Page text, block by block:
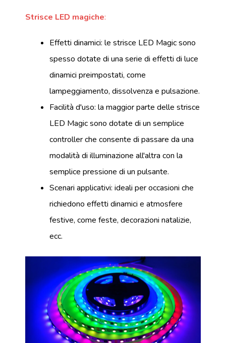
Strisce LED magiche:
Effetti dinamici: le strisce LED Magic sono
spesso dotate di una serie di effetti di luce
dinamici preimpostati, come
lampeggiamento, dissolvenza e pulsazione.
Facilità d'uso: la maggior parte delle strisce
LED Magic sono dotate di un semplice
controller che consente di passare da una
modalità di illuminazione all'altra con la
semplice pressione di un pulsante.
Scenari applicativi: ideali per occasioni che
richiedono effetti dinamici e atmosfere
festive, come feste, decorazioni natalizie,
ecc.